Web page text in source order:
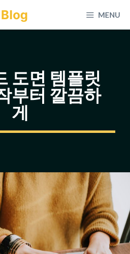
MENU
도면 템플릿
부터 깔끔하
게